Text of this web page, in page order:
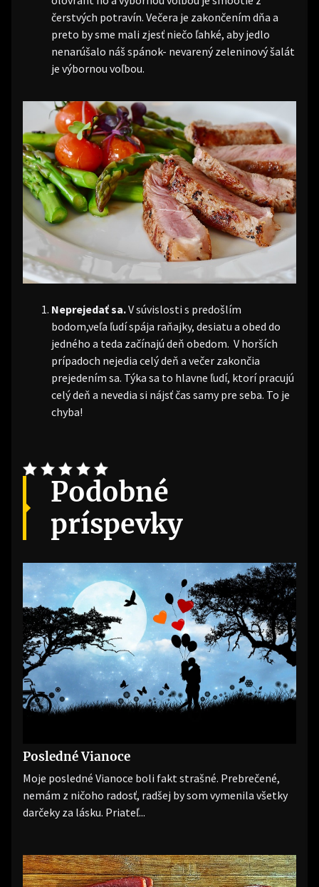
čerstvých potravín. Večera je zakončením dňa a
preto by sme mali zjesť niečo ľahké, aby jedlo
nenarúšalo náš spánok- nevarený zeleninový šalát
je výbornou voľbou.
Neprejedať sa.V súvislosti s predošlím
bodom,veľa ľudí spája raňajky, desiatu a obed do
jedného a teda začínajú deň obedom. V horších
prípadoch nejedia celý deň a večer zakončia
prejedením sa. Týka sa to hlavne ľudí, ktorí pracujú
celý deň a nevedia si nájsť čas samy pre seba. To je
chyba!
Podobné
príspevky
Posledné Vianoce
Moje posledné Vianoce boli fakt strašné. Prebrečené,
nemám z ničoho radosť, radšej by som vymenila všetky
darčeky za lásku. Priateľ...